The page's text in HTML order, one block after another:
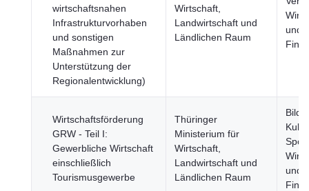
wirtschaftsnahen
Infrastrukturvorhaben
und sonstigen
Maßnahmen zur
Unterstützung der
Regionalentwicklung)
Wirtschaft,
Landwirtschaft und
Ländlichen Raum
und
Wirtschaftsförderung
GRW - Teil I:
Gewerbliche Wirtschaft
einschließlich
Tourismusgewerbe
Thüringer
Ministerium für
Wirtschaft,
Landwirtschaft und
Ländlichen Raum
und